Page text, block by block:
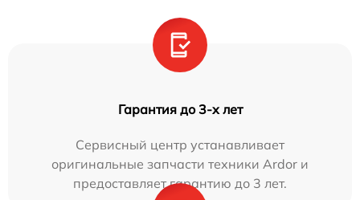
Гарантия до 3-х лет
Сервисный центр устанавливает
оригинальные запчасти техники Ardor и
предоставляет гарантию до 3 лет.